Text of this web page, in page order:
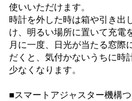
使いいただけます。
時計を外した時は箱や引き出
け、明るい場所に置いて充電
月に一度、日光が当たる窓際
だくと、気付かないうちに時
少なくなります。
■スマートアジャスター機構